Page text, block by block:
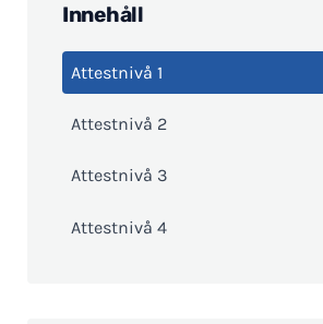
Innehåll
Attestnivå 1
Attestnivå 2
Attestnivå 3
Attestnivå 4